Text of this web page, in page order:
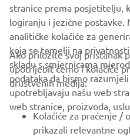
CORPORATE
FOR BUSINESS
stranice prema posjetitelju,
logiranju i jezične
analitičke kolačiće za
koja se temelji na
skladu s smjernicama
podataka da bismo
upotrebljavaju našu web
web stranice, proizvoda,
Ako priložite svoj pristanak
upotrijebit ćemo i kolačiće
društvenih medija:
Kolačiće za praćenje /
prikazali relevantne